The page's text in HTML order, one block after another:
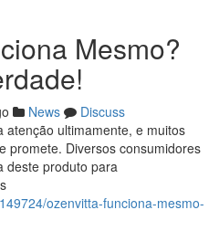
Mesmo?
News
Discuss
atenção ultimamente, e muitos
promete. Diversos consumidores
deste produto para
ozenvitta-funciona-mesmo-